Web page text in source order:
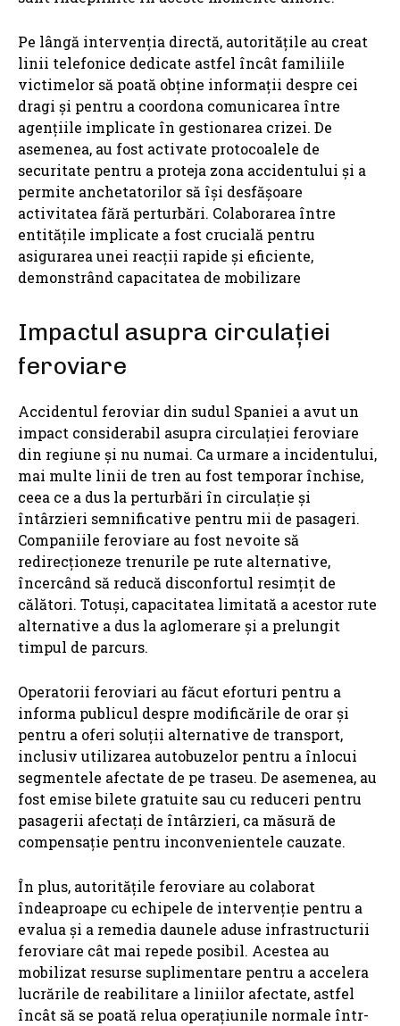
Pe lângă intervenția directă, autoritățile au creat
linii telefonice dedicate astfel încât familiile
victimelor să poată obține informații despre cei
dragi și pentru a coordona comunicarea între
agențiile implicate în gestionarea crizei. De
asemenea, au fost activate protocoalele de
securitate pentru a proteja zona accidentului și a
permite anchetatorilor să își desfășoare
activitatea fără perturbări. Colaborarea între
entitățile implicate a fost crucială pentru
asigurarea unei reacții rapide și eficiente,
demonstrând capacitatea de mobilizare
Impactul asupra circulației
feroviare
Accidentul feroviar din sudul Spaniei a avut un
impact considerabil asupra circulației feroviare
din regiune și nu numai. Ca urmare a incidentului,
mai multe linii de tren au fost temporar închise,
ceea ce a dus la perturbări în circulație și
întârzieri semnificative pentru mii de pasageri.
Companiile feroviare au fost nevoite să
redirecționeze trenurile pe rute alternative,
încercând să reducă disconfortul resimțit de
călători. Totuși, capacitatea limitată a acestor rute
alternative a dus la aglomerare și a prelungit
timpul de parcurs.
Operatorii feroviari au făcut eforturi pentru a
informa publicul despre modificările de orar și
pentru a oferi soluții alternative de transport,
inclusiv utilizarea autobuzelor pentru a înlocui
segmentele afectate de pe traseu. De asemenea, au
fost emise bilete gratuite sau cu reduceri pentru
pasagerii afectați de întârzieri, ca măsură de
compensație pentru inconvenientele cauzate.
În plus, autoritățile feroviare au colaborat
îndeaproape cu echipele de intervenție pentru a
evalua și a remedia daunele aduse infrastructurii
feroviare cât mai repede posibil. Acestea au
mobilizat resurse suplimentare pentru a accelera
lucrările de reabilitare a liniilor afectate, astfel
încât să se poată relua operațiunile normale într-